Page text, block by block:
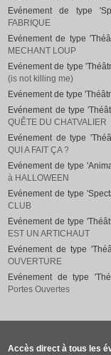
Evénement de type
FABRIQUE
Evénement de type
MECHANT LOUP
Evénement de type
(is not killing me)
Evénement de type
Evénement de type
QUÊTE DU CHATVALIER
Evénement de type
QUI A FAIT ÇA ?
Evénement de type
à HALLOWEEN
Evénement de type
CLUB
Evénement de type
EST UN ARTICHAUT
Evénement de type
OUVERTURE
Evénement de type
Portes Ouvertes
Accès direct à tous les